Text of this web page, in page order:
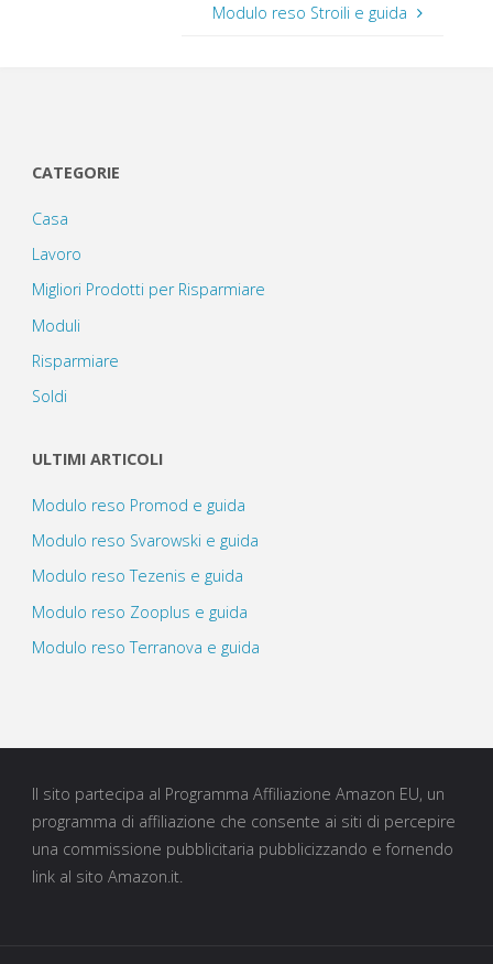
Modulo reso Stroili e guida
CATEGORIE
Casa
Lavoro
Migliori Prodotti per Risparmiare
Moduli
Risparmiare
Soldi
ULTIMI ARTICOLI
Modulo reso Promod e guida
Modulo reso Svarowski e guida
Modulo reso Tezenis e guida
Modulo reso Zooplus e guida
Modulo reso Terranova e guida
Il sito partecipa al Programma Affiliazione Amazon EU, un
programma di affiliazione che consente ai siti di percepire
una commissione pubblicitaria pubblicizzando e fornendo
link al sito Amazon.it.